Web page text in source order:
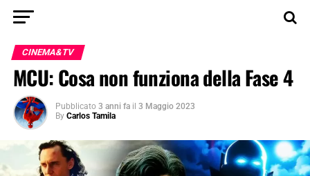
CINEMA&TV
MCU: Cosa non funziona della Fase 4
Pubblicato 3 anni fa il 3 Maggio 2023
By Carlos Tamila